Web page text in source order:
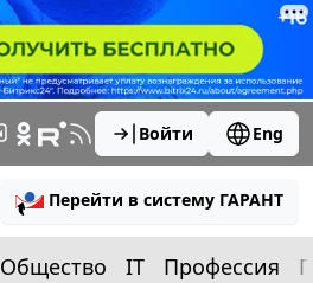
Войти Eng
Перейти в систему ГАРАНТ
Общество IT Профессия